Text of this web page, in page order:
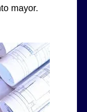
mayor.